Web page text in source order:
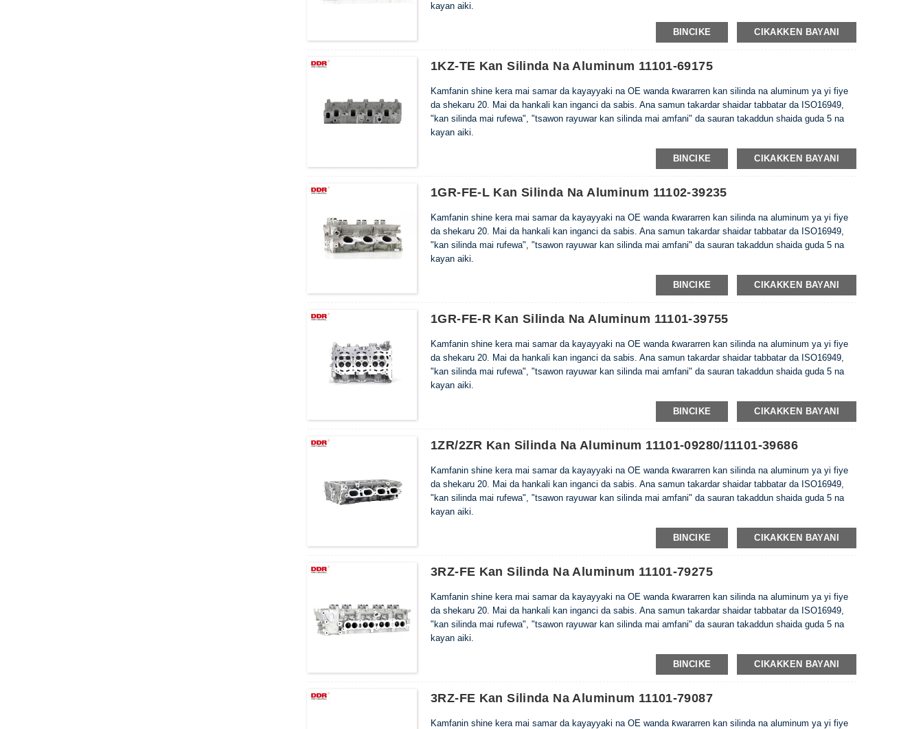
kayan aiki.
BINCIKE CIKAKKEN BAYANI
1KZ-TE Kan Silinda Na Aluminum 11101-69175
Kamfanin shine kera mai samar da kayayyaki na OE wanda ƙwararren kan silinda na aluminum ya yi fiye
da shekaru 20. Mai da hankali kan inganci da sabis. Ana samun takardar shaidar tabbatar da ISO16949,
"kan silinda mai rufewa", "tsawon rayuwar kan silinda mai amfani" da sauran takaddun shaida guda 5 na
kayan aiki.
BINCIKE CIKAKKEN BAYANI
1GR-FE-L Kan Silinda Na Aluminum 11102-39235
Kamfanin shine kera mai samar da kayayyaki na OE wanda ƙwararren kan silinda na aluminum ya yi fiye
da shekaru 20. Mai da hankali kan inganci da sabis. Ana samun takardar shaidar tabbatar da ISO16949,
"kan silinda mai rufewa", "tsawon rayuwar kan silinda mai amfani" da sauran takaddun shaida guda 5 na
kayan aiki.
BINCIKE CIKAKKEN BAYANI
1GR-FE-R Kan Silinda Na Aluminum 11101-39755
Kamfanin shine kera mai samar da kayayyaki na OE wanda ƙwararren kan silinda na aluminum ya yi fiye
da shekaru 20. Mai da hankali kan inganci da sabis. Ana samun takardar shaidar tabbatar da ISO16949,
"kan silinda mai rufewa", "tsawon rayuwar kan silinda mai amfani" da sauran takaddun shaida guda 5 na
kayan aiki.
BINCIKE CIKAKKEN BAYANI
1ZR/2ZR Kan Silinda Na Aluminum 11101-09280/11101-39686
Kamfanin shine kera mai samar da kayayyaki na OE wanda ƙwararren kan silinda na aluminum ya yi fiye
da shekaru 20. Mai da hankali kan inganci da sabis. Ana samun takardar shaidar tabbatar da ISO16949,
"kan silinda mai rufewa", "tsawon rayuwar kan silinda mai amfani" da sauran takaddun shaida guda 5 na
kayan aiki.
BINCIKE CIKAKKEN BAYANI
3RZ-FE Kan Silinda Na Aluminum 11101-79275
Kamfanin shine kera mai samar da kayayyaki na OE wanda ƙwararren kan silinda na aluminum ya yi fiye
da shekaru 20. Mai da hankali kan inganci da sabis. Ana samun takardar shaidar tabbatar da ISO16949,
"kan silinda mai rufewa", "tsawon rayuwar kan silinda mai amfani" da sauran takaddun shaida guda 5 na
kayan aiki.
BINCIKE CIKAKKEN BAYANI
3RZ-FE Kan Silinda Na Aluminum 11101-79087
Kamfanin shine kera mai samar da kayayyaki na OE wanda ƙwararren kan silinda na aluminum ya yi fiye